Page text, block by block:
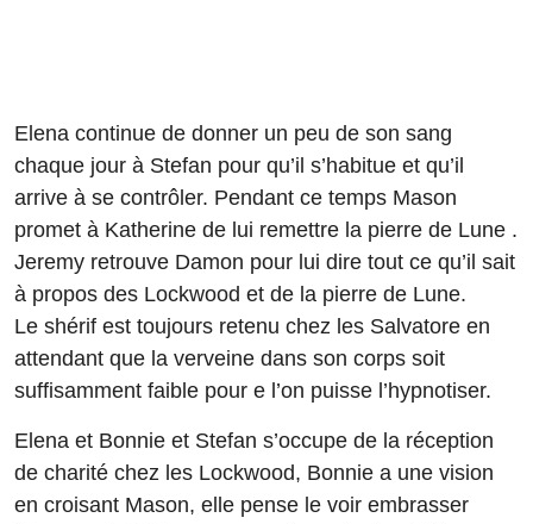
Elena continue de donner un peu de son sang
chaque jour à Stefan pour qu’il s’habitue et qu’il
arrive à se contrôler. Pendant ce temps Mason
promet à Katherine de lui remettre la pierre de Lune .
Jeremy retrouve Damon pour lui dire tout ce qu’il sait
à propos des Lockwood et de la pierre de Lune.
Le shérif est toujours retenu chez les Salvatore en
attendant que la verveine dans son corps soit
suffisamment faible pour e l’on puisse l’hypnotiser.
Elena et Bonnie et Stefan s’occupe de la réception
de charité chez les Lockwood, Bonnie a une vision
en croisant Mason, elle pense le voir embrasser